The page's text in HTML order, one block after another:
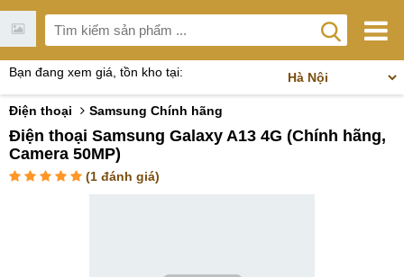
Bạn đang xem giá, tồn kho tại:
Điện thoại Samsung Chính hãng
Điện thoại Samsung Galaxy A13 4G (Chính hãng,
Camera 50MP)
(1 đánh giá)